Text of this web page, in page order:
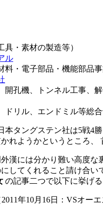
具・素材の製造等）
ル
料・電子部品・機能部品
開孔機、トンネル工事、解
ドリル、エンドミル等総
本タングステン社は5戦4
れようかというところ、
漢には分かり難い高度
してくれること請け合
の記事二つで以下に挙げ
2011年10月16日：VSオー